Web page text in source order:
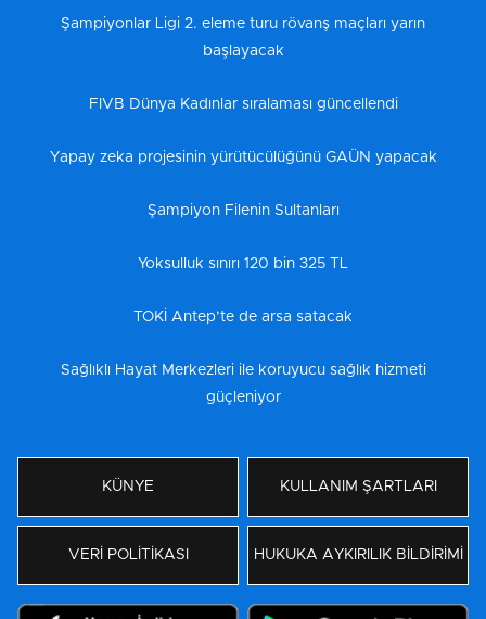
Şampiyonlar Ligi 2. eleme turu rövanş maçları yarın
başlayacak
FIVB Dünya Kadınlar sıralaması güncellendi
Yapay zeka projesinin yürütücülüğünü GAÜN yapacak
Şampiyon Filenin Sultanları
Yoksulluk sınırı 120 bin 325 TL
TOKİ Antep’te de arsa satacak
Sağlıklı Hayat Merkezleri ile koruyucu sağlık hizmeti
güçleniyor
KÜNYE KULLANIM ŞARTLARI
VERİ POLİTİKASI HUKUKA AYKIRILIK BİLDİRİMİ